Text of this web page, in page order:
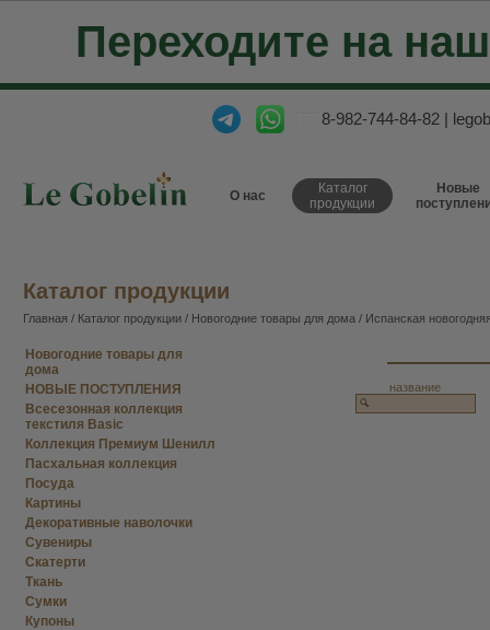
Переходите на
8-982-744-84-82 |
О нас
Каталог
продукции
Новые
Каталог продукции
Главная / Каталог продукции / Новогодние товары для дома / Испанская
Новогодние товары для
дома
НОВЫЕ ПОСТУПЛЕНИЯ
Всесезонная коллекция
текстиля Basic
Коллекция Премиум Шенилл
Пасхальная коллекция
Посуда
Картины
Декоративные наволочки
Сувениры
Скатерти
Ткань
Сумки
Купоны
название